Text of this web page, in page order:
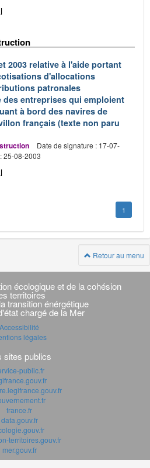
2003 relative à l'aide portant
d'allocations
patronales
des entreprises qui emploient
à bord des navires de
français (texte non paru
Date de signature : 17-07-
25-08-2003
1
Retour au menu
écologique et de la cohésion
territoires
transition énérgétique
chargé de la Mer
Accessibilité
légales
sites publics
public.fr
france.fr
data.gouv.fr
territoires.gouv.fr
mer.gouv.fr